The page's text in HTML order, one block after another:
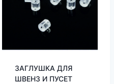
ЗАГЛУШКА ДЛЯ
ШВЕНЗ И ПУСЕТ